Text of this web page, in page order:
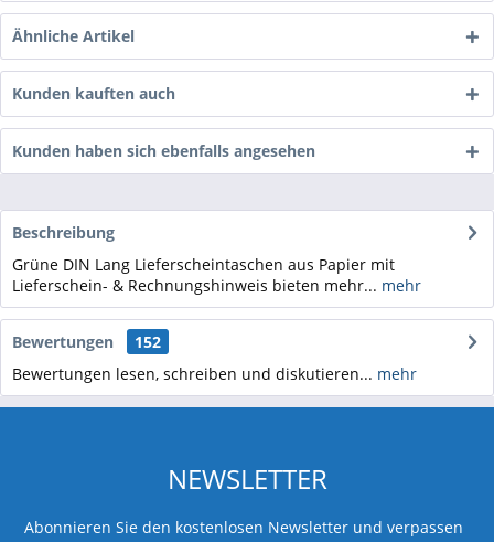
Ähnliche Artikel
Kunden kauften auch
Kunden haben sich ebenfalls angesehen
Beschreibung
Grüne DIN Lang Lieferscheintaschen aus Papier mit
Lieferschein- & Rechnungshinweis bieten mehr... mehr
Bewertungen
152
Bewertungen lesen, schreiben und diskutieren... mehr
NEWSLETTER
Abonnieren Sie den kostenlosen Newsletter und verpassen